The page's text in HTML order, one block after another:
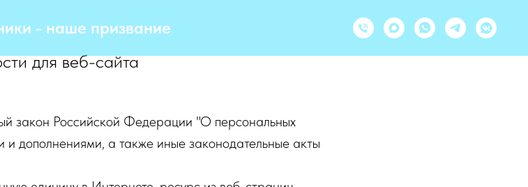
- наше призвание
для веб-сайта
закон Российской Федерации "О персональных
дополнениями, а также иные законодательные акты